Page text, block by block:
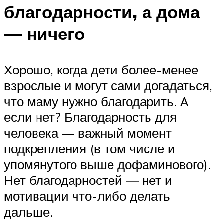
благодарности, а дома
— ничего
Хорошо, когда дети более-менее
взрослые и могут сами догадаться,
что маму нужно благодарить. А
если нет? Благодарность для
человека — важный момент
подкрепления (в том числе и
упомянутого выше дофаминового).
Нет благодарностей — нет и
мотивации что-либо делать
дальше.